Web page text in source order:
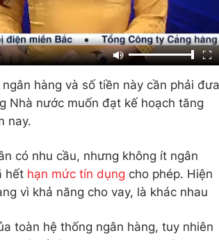
hàng và số tiền này cần phải đưa
Nhà nước muốn đạt kế hoạch tăng
nay.
có nhu cầu, nhưng không ít ngân
hết hạn mức tín dụng cho phép. Hiện
vì khả năng cho vay, là khác nhau
toàn hệ thống ngân hàng, tuy nhiên